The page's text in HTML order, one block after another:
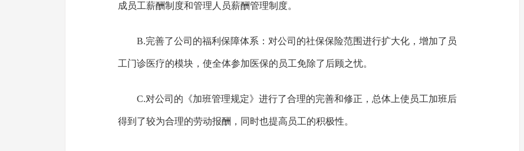
成员工薪酬制度和管理人员薪酬管理制度。
B.完善了公司的福利保障体系：对公司的社保保险范围进行扩大化，增加了员
工门诊医疗的模块，使全体参加医保的员工免除了后顾之忧。
C.对公司的《加班管理规定》进行了合理的完善和修正，总体上使员工加班后
得到了较为合理的劳动报酬，同时也提高员工的积极性。